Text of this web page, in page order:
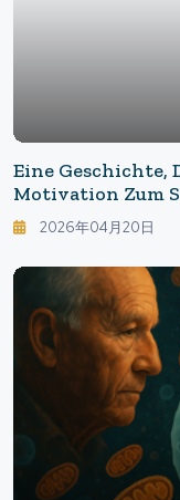
Eine Geschichte,
Motivation Zum
Den Teufelskreis
Motivation
2026年04月20日